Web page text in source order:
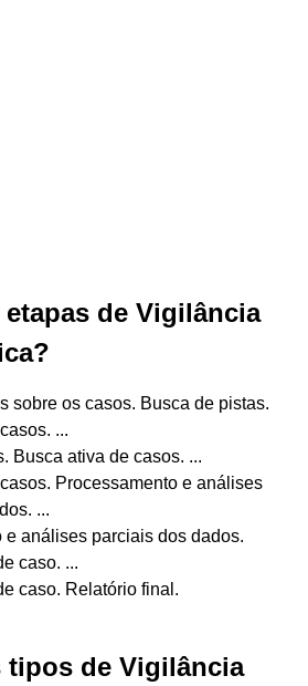
de Vigilância
sobre os casos. Busca de pistas.
...
Busca ativa de casos. ...
Processamento e análises
...
e análises parciais dos dados.
caso. ...
caso. Relatório final.
tipos de Vigilância